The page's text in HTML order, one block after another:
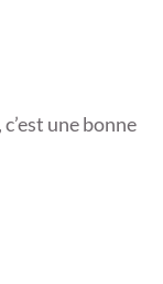
une bonne